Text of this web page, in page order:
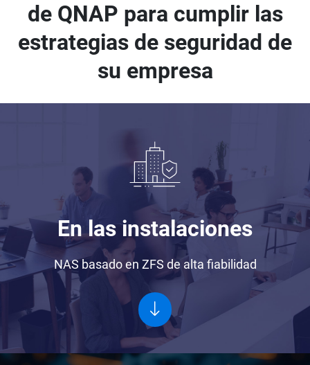
de QNAP para cumplir las
estrategias de seguridad de
su empresa
En las instalaciones
NAS basado en ZFS de alta fiabilidad